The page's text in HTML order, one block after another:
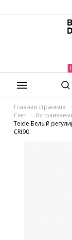
Главная страница
Свет
Teide Белый
CRI90